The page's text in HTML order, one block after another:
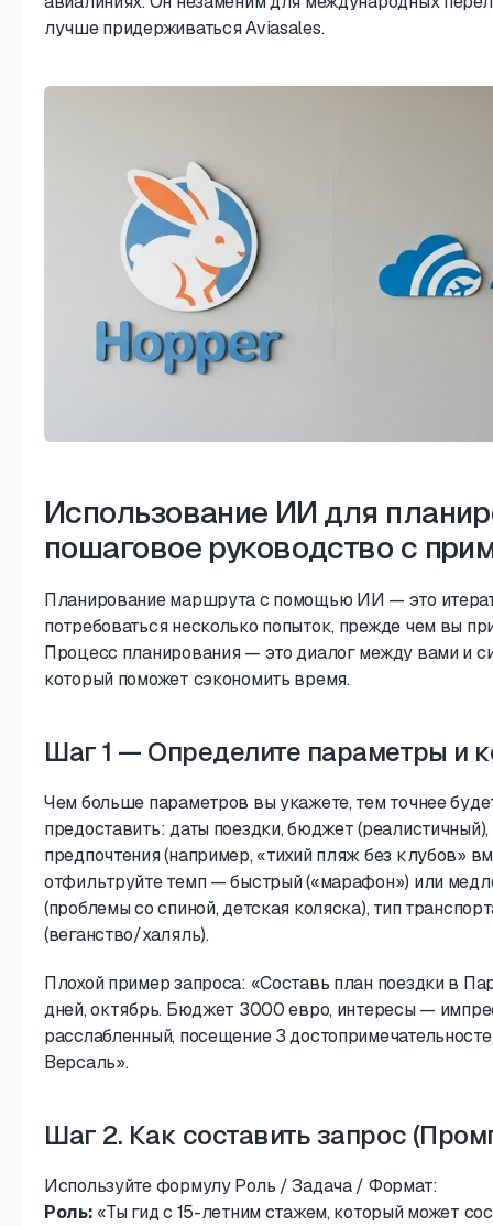
лучше придерживаться Aviasales.
Использование ИИ для
пошаговое руководство с
Планирование маршрута с помощью ИИ — это
потребоваться несколько попыток, прежде чем вы
Процесс планирования — это диалог между вами и
который поможет сэкономить время.
Шаг 1 — Определите параметры и
Чем больше параметров вы укажете, тем точнее
предоставить: даты поездки, бюджет
предпочтения (например, «тихий пляж без клубов»
отфильтруйте темп — быстрый («марафон») или
(проблемы со спиной, детская коляска), тип
(веганство/халяль).
Плохой пример запроса: «Составь план поездки в
дней, октябрь. Бюджет 3000 евро, интересы —
расслабленный, посещение 3
Версаль».
Шаг 2. Как составить запрос
Используйте формулу Роль / Задача / Формат:
Роль: «Ты гид с 15-летним стажем, который может